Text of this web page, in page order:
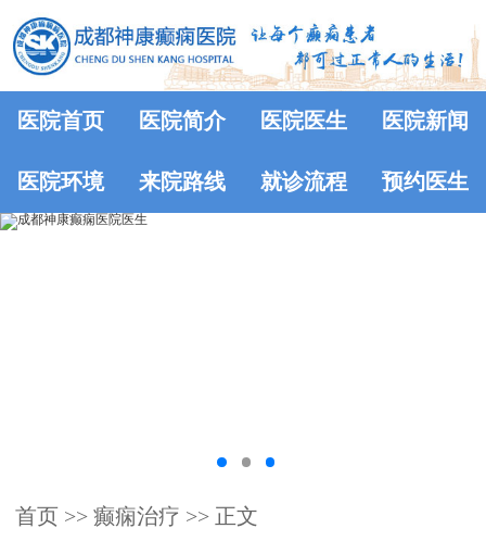
医院首页 医院简介 医院医生 医院新闻
医院环境 来院路线 就诊流程 预约医生
首页 >> 癫痫治疗 >> 正文